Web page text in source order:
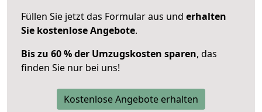
Füllen Sie jetzt das Formular aus und erhalten
Sie kostenlose Angebote.
Bis zu 60 % der Umzugskosten sparen, das
finden Sie nur bei uns!
Kostenlose Angebote erhalten